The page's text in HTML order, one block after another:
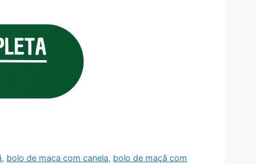
, bolo de maça com canela, bolo de maçã com